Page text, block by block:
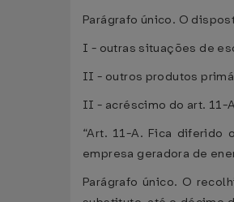
Parágrafo único. O
I - outras situações de
II - outros produtos
II - acréscimo do art. 11-
“Art. 11-A. Fica diferido
empresa geradora de
Parágrafo único. O